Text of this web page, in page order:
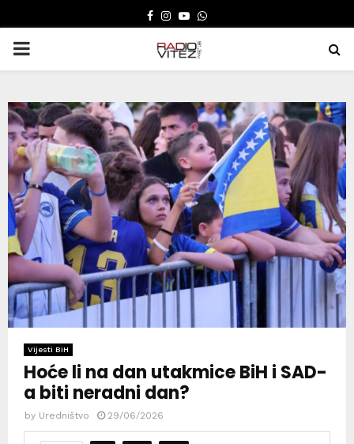
FACEBOOK
INSTAGRAM
YOUTUBE
WHATSAPP
PRIMARY
Vijesti BiH
Hoće li na dan utakmice BiH i SAD-
a biti neradni dan?
by Uredništvo 29/06/2026